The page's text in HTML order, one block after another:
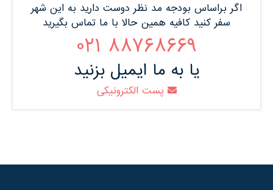
اگر براساس بودجه مد نظر دوست دارید به این شهر
سفر کنید کافیه همین حالا با ما تماس بگیرید
88768669 021
یا به ما ایمیل بزنید
پست الکترونیکی